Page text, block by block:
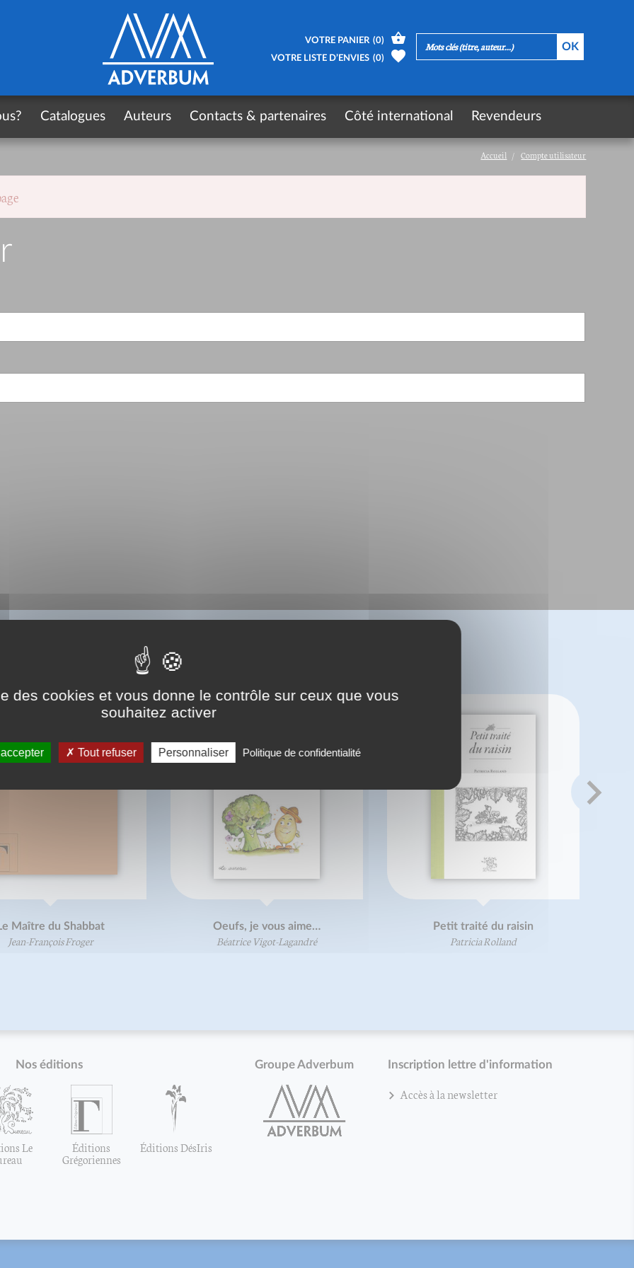
Accueil Compte utilisateur
VOUS AUSSI ?
Maître du Shabbat
Jean-François Froger
Oeufs, je vous aime…
Béatrice Vigot-Lagandré
Petit traité du raisin
Patricia Rolland
Nos éditions
Le Éditions
Grégoriennes
Éditions DésIris
Groupe Adverbum Inscription lettre d'information
Accès à la newsletter
VOTRE PANIER (0)
VOTRE LISTE D’ENVIES (0)
Catalogues Auteurs Contacts & partenaires Côté international Revendeurs
des cookies et vous donne le contrôle sur ceux que vous
souhaitez activer
Tout refuser Personnaliser Politique de confidentialité